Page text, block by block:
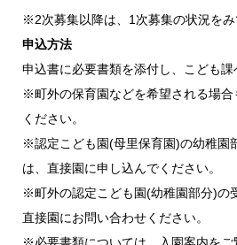
※2次募集以降は、1次募集の状況をみ
申込方法
申込書に必要書類を添付し、こども課
※町外の保育園などを希望される場合
ください。
※認定こども園(母里保育園)の幼稚園
は、直接園に申し込んでください。
※町外の認定こども園(幼稚園部分)の
直接園にお問い合わせください。